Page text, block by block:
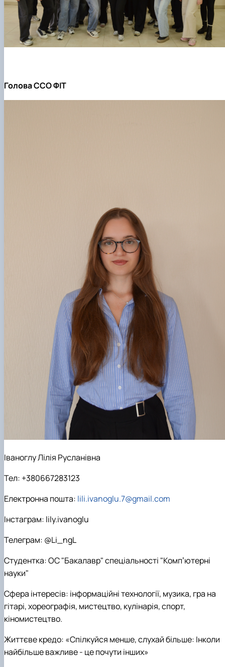
Голова ССО ФІТ
Іваноглу Лілія Русланівна
Тел: +380667283123
Електронна пошта: lili.ivanoglu.7@gmail.com
Інстаграм: lily.ivanoglu
Телеграм: @Li_ngL
Студентка: ОС "Бакалавр" спеціальності "Компʼютерні
науки"
Сфера інтересів: інформаційні технології, музика, гра на
гітарі, хореографія, мистецтво, кулінарія, спорт,
кіномистецтво.
Життєве кредо: «Спілкуйся менше, слухай більше: Інколи
найбільше важливе - це почути інших»